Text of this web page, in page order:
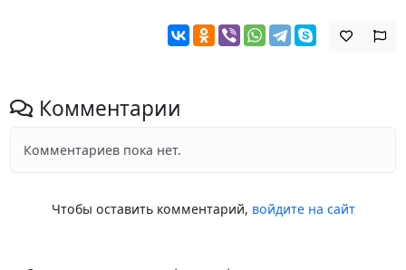
Комментарии
Комментариев пока нет.
Чтобы оставить комментарий, войдите на сайт